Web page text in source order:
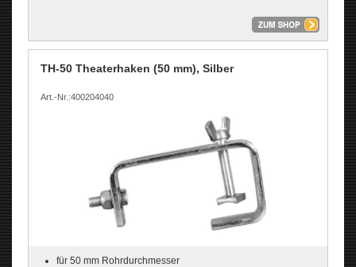
TH-50 Theaterhaken (50 mm), Silber
Art.-Nr.:400204040
für 50 mm Rohrdurchmesser